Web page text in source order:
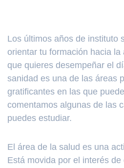
Los últimos años de instituto
orientar tu formación hacia la
que quieres desempeñar el
sanidad es una de las áreas
gratificantes en las que
comentamos algunas de las
puedes estudiar.
El área de la salud es una
Está movida por el interés